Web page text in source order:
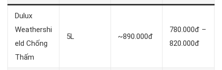
Dulux
Weathershi
eld Chống
Thấm
5L ~890.000đ
780.000đ –
820.000đ